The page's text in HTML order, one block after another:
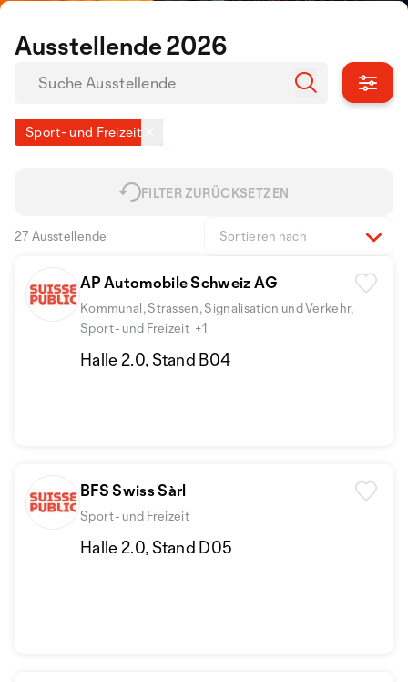
Ausstellende 2026
Sport- und Freizeit
FILTER ZURÜCKSETZEN
27 Ausstellende Sortieren nach
AP Automobile Schweiz AG
Kommunal, Strassen, Signalisation und Verkehr,
Sport- und Freizeit +1
Halle 2.0, Stand B04
BFS Swiss Sàrl
Sport- und Freizeit
Halle 2.0, Stand D05